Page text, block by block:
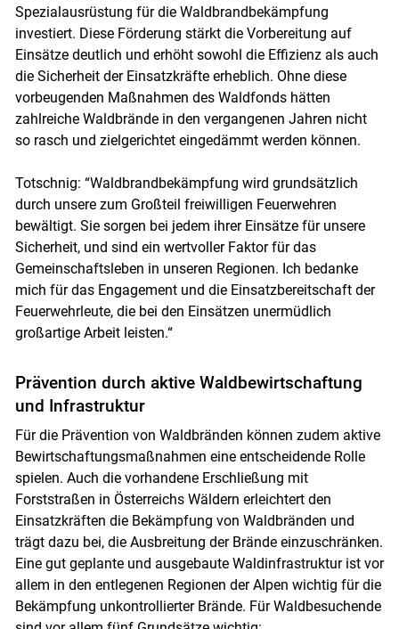
Spezialausrüstung für die Waldbrandbekämpfung
investiert. Diese Förderung stärkt die Vorbereitung auf
Einsätze deutlich und erhöht sowohl die Effizienz als auch
die Sicherheit der Einsatzkräfte erheblich. Ohne diese
vorbeugenden Maßnahmen des Waldfonds hätten
zahlreiche Waldbrände in den vergangenen Jahren nicht
so rasch und zielgerichtet eingedämmt werden können.
Totschnig: “Waldbrandbekämpfung wird grundsätzlich
durch unsere zum Großteil freiwilligen Feuerwehren
bewältigt. Sie sorgen bei jedem ihrer Einsätze für unsere
Sicherheit, und sind ein wertvoller Faktor für das
Gemeinschaftsleben in unseren Regionen. Ich bedanke
mich für das Engagement und die Einsatzbereitschaft der
Feuerwehrleute, die bei den Einsätzen unermüdlich
großartige Arbeit leisten.“
Prävention durch aktive Waldbewirtschaftung
und Infrastruktur
Für die Prävention von Waldbränden können zudem aktive
Bewirtschaftungsmaßnahmen eine entscheidende Rolle
spielen. Auch die vorhandene Erschließung mit
Forststraßen in Österreichs Wäldern erleichtert den
Einsatzkräften die Bekämpfung von Waldbränden und
trägt dazu bei, die Ausbreitung der Brände einzuschränken.
Eine gut geplante und ausgebaute Waldinfrastruktur ist vor
allem in den entlegenen Regionen der Alpen wichtig für die
Bekämpfung unkontrollierter Brände. Für Waldbesuchende